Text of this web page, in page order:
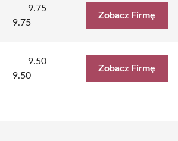
9.75
9.75
Zobacz Firmę
9.50
9.50
Zobacz Firmę